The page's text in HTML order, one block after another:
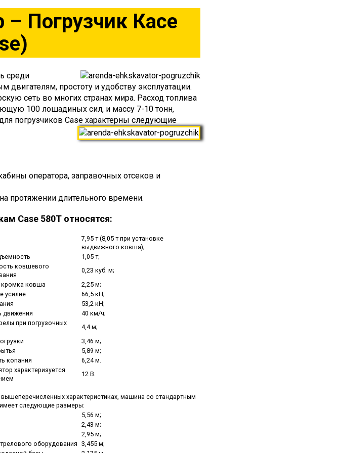
– Погрузчик Касе
среди
двигателям, простоту и удобству эксплуатации.
сеть во многих странах мира. Расход топлива
100 лошадиных сил, и массу 7-10 тонн,
погрузчиков Case характерны следующие
оператора, заправочных отсеков и
протяжении длительного времени.
Case 580T относятся:
7,95 т (8,05 т при установке
выдвижного ковша);
1,05 т;
ковшевого
0,23 куб. м;
ковша
2,25 м;
усилие
66,5 кН;
53,2 кН;
движения
40 км/ч;
при погрузочных
4,4 м;
3,46 м;
5,89 м;
копания
6,24 м.
характеризуется
12 В.
вышеперечисленных характеристиках, машина со стандартным
следующие размеры:
5,56 м;
2,43 м;
2,95 м;
оборудования
3,455 м;